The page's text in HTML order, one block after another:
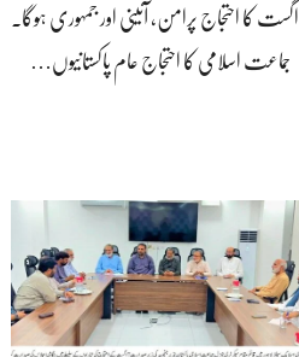
7 اگست کا احتجاج پرامن، آئینی اور جمہوری ہوگا۔
جماعت اسلامی کا احتجاج عام پاکستانیوں…